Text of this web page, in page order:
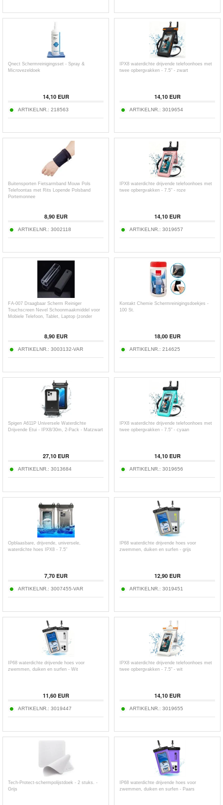
Qnect Schermreinigingsset - Spray &
Microvezeldoek
14,10EUR
ARTIKELNR.: 218563
IPX8 waterdichte drijvende telefoonhoes met
twee opbergvakken - 7.5" - zwart
14,10EUR
ARTIKELNR.: 3019654
Buitensporten Fietsarmband Mouw Pols
Telefoontas met Rits Lopende Polsband
Portemonnee
8,90EUR
ARTIKELNR.: 3002118
IPX8 waterdichte drijvende telefoonhoes met
twee opbergvakken - 7.5" - roze
14,10EUR
ARTIKELNR.: 3019657
FA-007 Draagbaar Scherm Reiniger
Touchscreen Nevel Schoonmaakmiddel voor
Mobiele Telefoon, Tablet, Laptop (zonder
8,90EUR
ARTIKELNR.: 3003132-VAR
Kontakt Chemie Schermreinigingsdoekjes -
100 St.
18,00EUR
ARTIKELNR.: 214625
Spigen A611P Universele Waterdichte
Drijvende Etui - IPX8/30m, 2-Pack - Matzwart
27,10EUR
ARTIKELNR.: 3013684
IPX8 waterdichte drijvende telefoonhoes met
twee opbergvakken - 7.5" - cyaan
14,10EUR
ARTIKELNR.: 3019656
Opblaasbare, drijvende, universele,
waterdichte hoes IPX8 - 7.5"
7,70EUR
ARTIKELNR.: 3007455-VAR
IP68 waterdichte drijvende hoes voor
zwemmen, duiken en surfen - grijs
12,90EUR
ARTIKELNR.: 3019451
IP68 waterdichte drijvende hoes voor
zwemmen, duiken en surfen - Wit
11,60EUR
ARTIKELNR.: 3019447
IPX8 waterdichte drijvende telefoonhoes met
twee opbergvakken - 7.5" - wit
14,10EUR
ARTIKELNR.: 3019655
Tech-Protect-schermpolijstdoek - 2 stuks. -
Grijs
IP68 waterdichte drijvende hoes voor
zwemmen, duiken en surfen - Paars